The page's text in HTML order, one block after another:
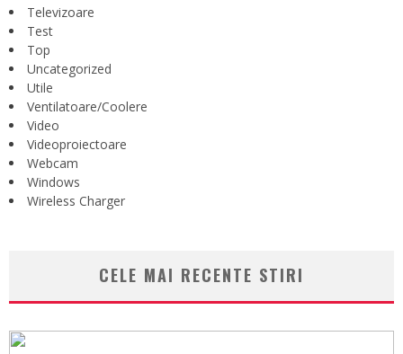
Televizoare
Test
Top
Uncategorized
Utile
Ventilatoare/Coolere
Video
Videoproiectoare
Webcam
Windows
Wireless Charger
CELE MAI RECENTE STIRI